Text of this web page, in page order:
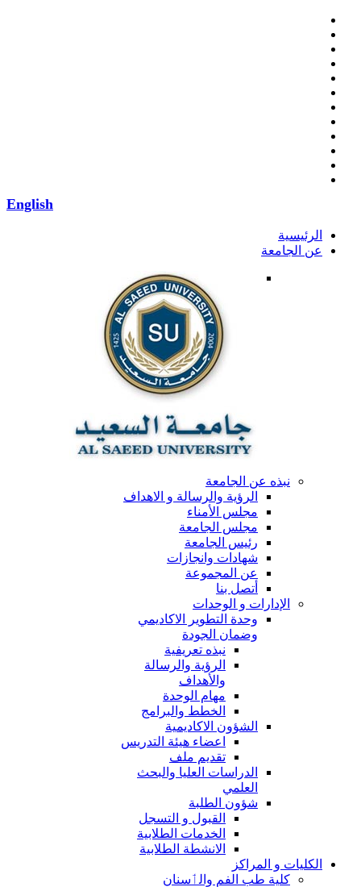
English
الرئيسية
عن الجامعة
نبذه عن الجامعة
الرؤية والرسالة و الاهداف
مجلس الأمناء
مجلس الجامعة
رئيس الجامعة
شهادات وانجازات
عن المجموعة
أتصل بنا
الإدارات و الوحدات
وحدة التطوير الاكاديمي
وضمان الجودة
نبذه تعريفية
الرؤية والرسالة
والأهداف
مهام الوحدة
الخطط والبرامج
الشؤون الاكاديمية
اعضاء هيئة التدريس
تقديم ملف
الدراسات العليا والبحث
العلمي
شؤون الطلبة
القبول و التسجل
الخدمات الطلابية
الانشطة الطلابية
الكليات و المراكز
كلية طب الفم والٲسنان